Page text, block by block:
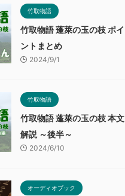
竹取物語
竹取物語 蓬萊の玉の枝 ポイ
ントまとめ
2024/9/1
竹取物語
竹取物語 蓬萊の玉の枝 本文
解説 ～後半～
2024/6/10
オーディオブック